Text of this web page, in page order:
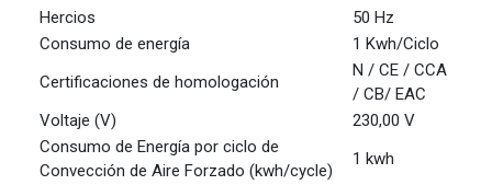
Hercios
50 Hz
Consumo de energía
1 Kwh/Ciclo
Certificaciones de homologación
N / CE / CCA
/ CB/ EAC
Voltaje (V)
230,00 V
Consumo de Energía por ciclo de
Convección de Aire Forzado (kwh/cycle)
1 kwh